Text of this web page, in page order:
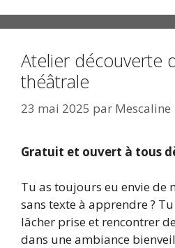
Atelier découverte
théâtrale
23 mai 2025 par Mescaline
Gratuit et ouvert à tous
Tu as toujours eu envie de
sans texte à apprendre ?
lâcher prise et rencontrer
dans une ambiance